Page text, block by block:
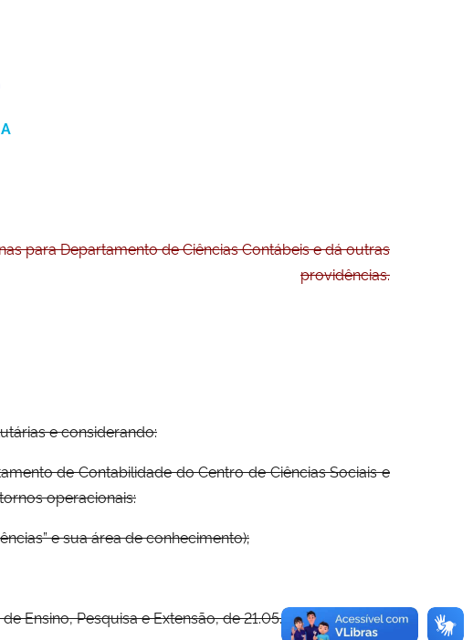
para Departamento de Ciências Contábeis e dá outras
providências.
e considerando:
de Contabilidade do Centro de Ciências Sociais e
operacionais:
e sua área de conhecimento);
Ensino, Pesquisa e Extensão, de 21.05.02,